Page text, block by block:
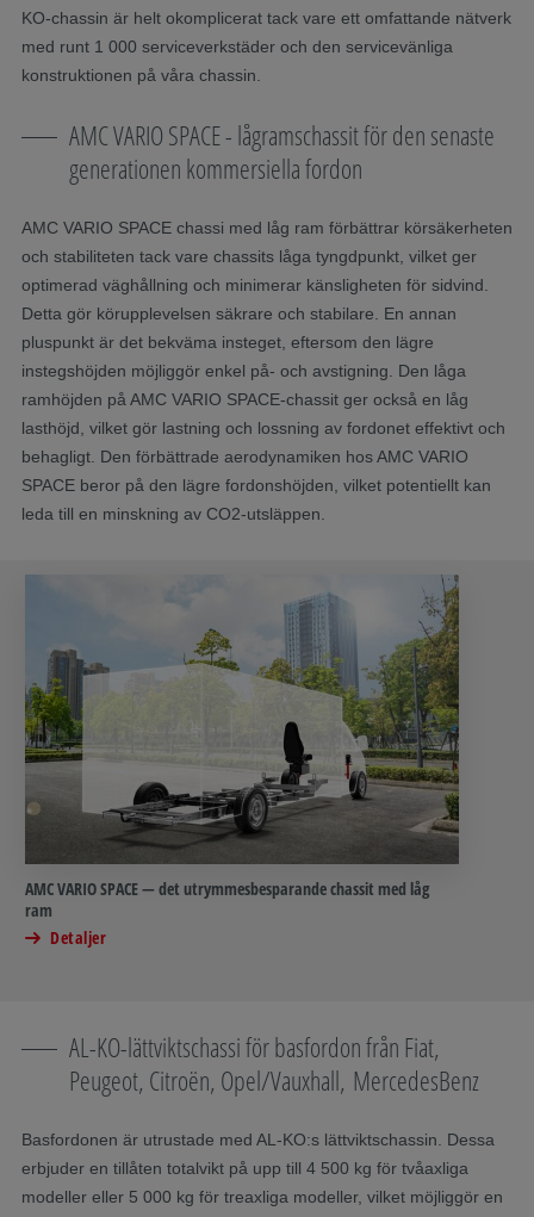
KO-chassin är helt okomplicerat tack vare ett omfattande nätverk
med runt 1 000 serviceverkstäder och den servicevänliga
konstruktionen på våra chassin.
AMC VARIO SPACE - lågramschassit för den senaste
generationen kommersiella fordon
AMC VARIO SPACE chassi med låg ram förbättrar körsäkerheten
och stabiliteten tack vare chassits låga tyngdpunkt, vilket ger
optimerad väghållning och minimerar känsligheten för sidvind.
Detta gör körupplevelsen säkrare och stabilare. En annan
pluspunkt är det bekväma insteget, eftersom den lägre
instegshöjden möjliggör enkel på- och avstigning. Den låga
ramhöjden på AMC VARIO SPACE-chassit ger också en låg
lasthöjd, vilket gör lastning och lossning av fordonet effektivt och
behagligt. Den förbättrade aerodynamiken hos AMC VARIO
SPACE beror på den lägre fordonshöjden, vilket potentiellt kan
leda till en minskning av CO2-utsläppen.
AMC VARIO SPACE — det utrymmesbesparande chassit med låg
ram
Detaljer
AL-KO-lättviktschassi för basfordon från Fiat,
Peugeot, Citroën, Opel/Vauxhall, MercedesBenz
Basfordonen är utrustade med AL-KO:s lättviktschassin. Dessa
erbjuder en tillåten totalvikt på upp till 4 500 kg för tvåaxliga
modeller eller 5 000 kg för treaxliga modeller, vilket möjliggör en